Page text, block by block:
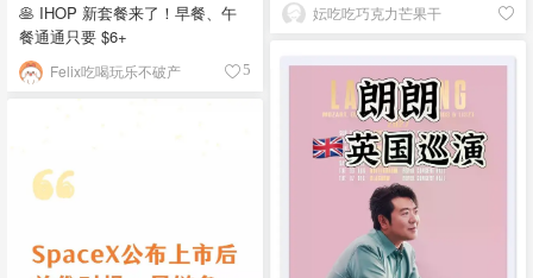
妘吃吃巧克力芒果干
🥞 IHOP 新套餐来了！早餐、午
餐通通只要 $6+
Felix吃喝玩乐不破产 5